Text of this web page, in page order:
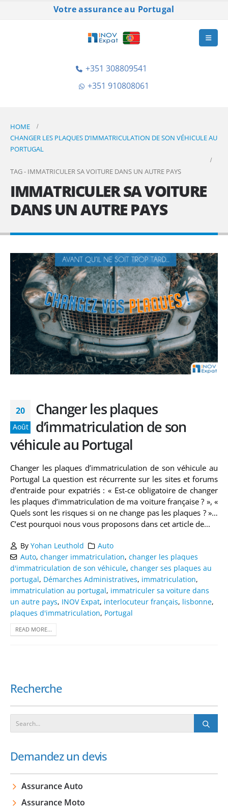
Votre assurance au Portugal
+351 308809541
+351 910808061
HOME
CHANGER LES PLAQUES D’IMMATRICULATION DE SON VÉHICULE AU
PORTUGAL
TAG - IMMATRICULER SA VOITURE DANS UN AUTRE PAYS
IMMATRICULER SA VOITURE
DANS UN AUTRE PAYS
20
Août
Changer les plaques
d’immatriculation de son
véhicule au Portugal
Changer les plaques d’immatriculation de son véhicule au
Portugal La question est récurrente sur les sites et forums
d’entraide pour expatriés : « Est-ce obligatoire de changer
les plaques d’immatriculation de ma voiture française ? », «
Quels sont les risques si on ne change pas les plaques ? »…
C’est pourquoi nous vous proposons dans cet article de...
By Yohan Leuthold
Auto
Auto, changer immatriculation, changer les plaques
d'immatriculation de son véhicule, changer ses plaques au
portugal , Démarches Administratives, immatriculation,
immatriculation au portugal , immatriculer sa voiture dans
un autre pays, INOV Expat, interlocuteur français, lisbonne,
plaques d'immatriculation, Portugal
READ MORE...
Recherche
Demandez un devis
Assurance Auto
Assurance Moto